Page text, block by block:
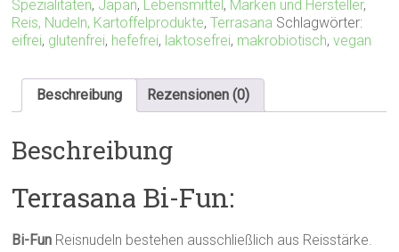
Spezialitäten, Japan, Lebensmittel , Marken und Hersteller,
Reis, Nudeln, Kartoffelprodukte,Terrasana Schlagwörter:
eifrei, glutenfrei, hefefrei, laktosefrei, makrobiotisch,vegan
Beschreibung Rezensionen (0)
Beschreibung
Terrasana Bi-Fun:
Bi-Fun Reisnudeln bestehen ausschließlich aus Reisstärke.